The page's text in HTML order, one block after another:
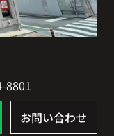
8801
お問い合わせ